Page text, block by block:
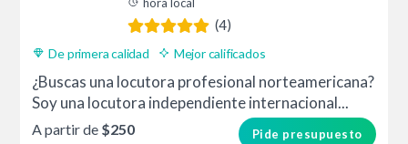
hora local
(4)
De primera calidad Mejor calificados
¿Buscas una locutora profesional norteamericana?
Soy una locutora independiente internacional...
Pide presupuesto
A partir de $250